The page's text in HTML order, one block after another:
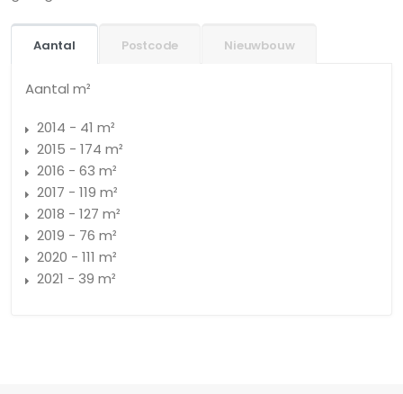
Aantal Postcode Nieuwbouw
Aantal m²
2014 - 41 m²
2015 - 174 m²
2016 - 63 m²
2017 - 119 m²
2018 - 127 m²
2019 - 76 m²
2020 - 111 m²
2021 - 39 m²